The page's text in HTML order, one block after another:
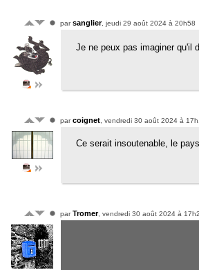
parsanglier, jeudi 29 août 2024 à 20h58
Je ne peux pas imaginer qu'il
parcoignet , vendredi 30 août 2024 à
Ce serait insoutenable, le
parTromer, vendredi 30 août 2024 à